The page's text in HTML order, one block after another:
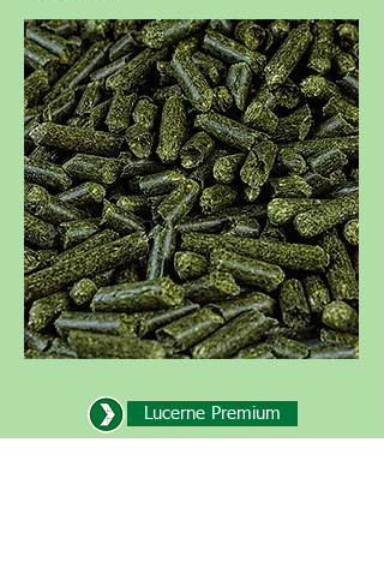
Lucerne Premium